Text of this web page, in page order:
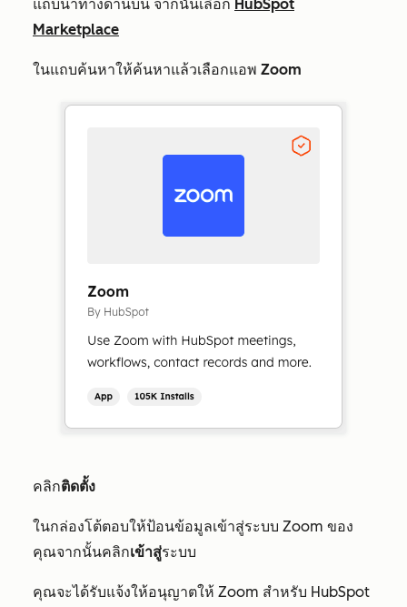
แถบนำทางด้านบน จากนั้นเลือก HubSpot
Marketplace
ในแถบค้นหาให้ค้นหาแล้วเลือกแอพ Zoom
คลิกติดตั้ง
ในกล่องโต้ตอบให้ป้อนข้อมูลเข้าสู่ระบบ Zoom ของ
คุณจากนั้นคลิกเข้าสู่ระบบ
คุณจะได้รับแจ้งให้อนุญาตให้ Zoom สำหรับ HubSpot